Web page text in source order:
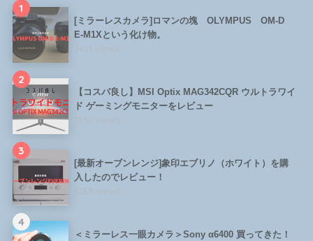
1
[ミラーレスカメラ]ロマンの塊 OLYMPUS OM-D
E-M1Xという化け物。
2421 views
2
【コスパ良し】MSI Optix MAG342CQR ウルトラワイ
ド ゲーミングモニターをレビュー
1352 views
3
[最新オーブンレンジ]象印エブリノ（ホワイト）を購
入したのでレビュー！
1289 views
4
＜ミラーレス一眼カメラ＞Sony α6400 買ってきた！